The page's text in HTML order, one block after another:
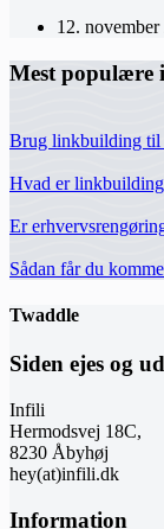
12. november
Mest populære
Brug linkbuilding til
Hvad er
Er
Sådan får du
Twaddle
Siden ejes og
Infili
Hermodsvej 18C,
8230 Åbyhøj
hey(at)infili.dk
Information